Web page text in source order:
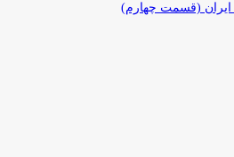
(قسمت چهارم)